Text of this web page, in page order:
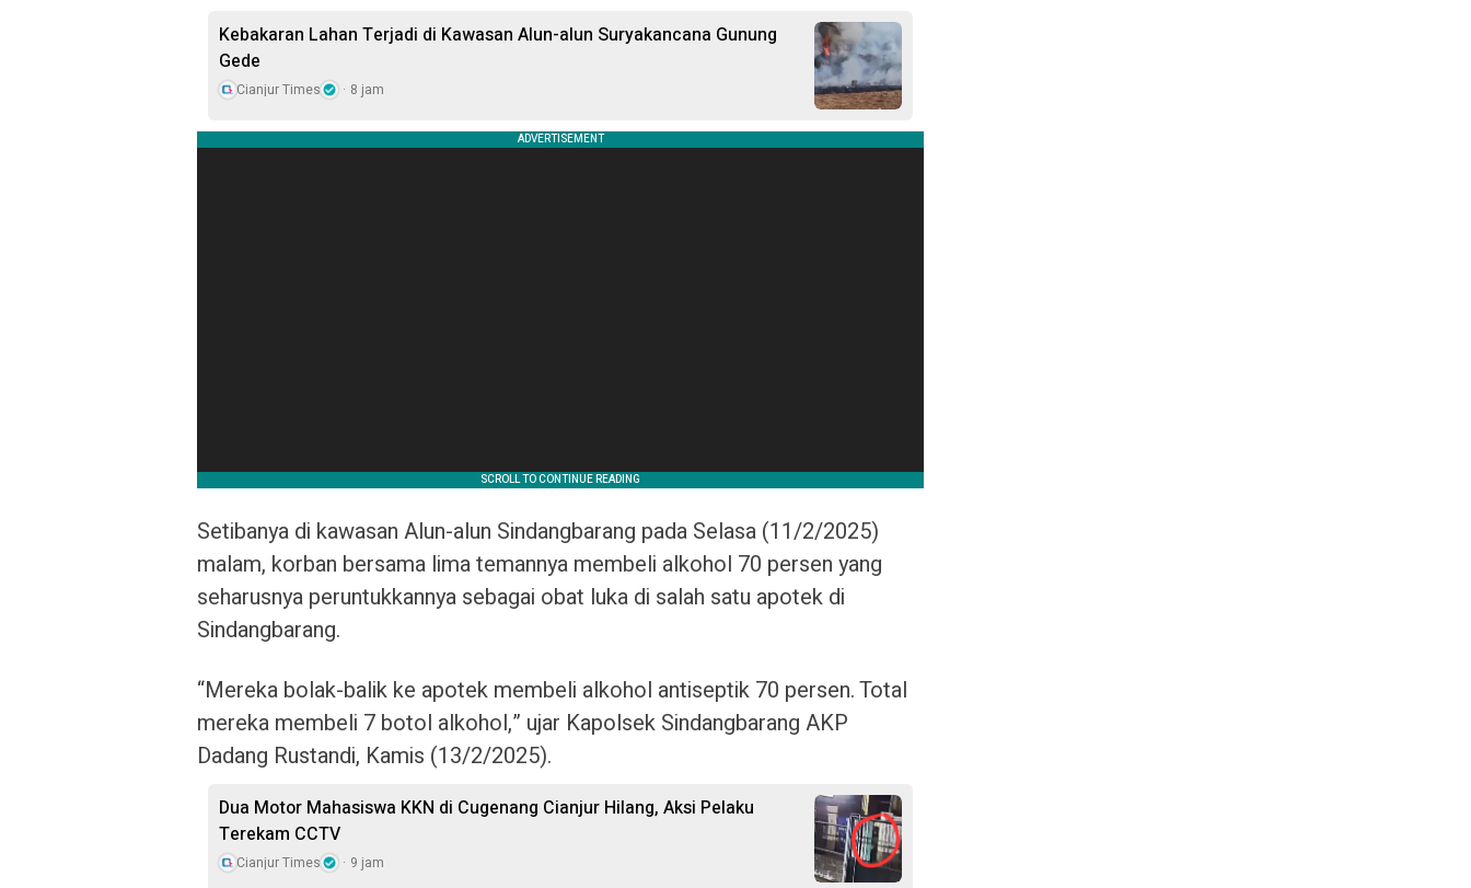
Kebakaran Lahan Terjadi di Kawasan Alun-alun Suryakancana Gunung
Gede
Cianjur Times 8 jam
Setibanya di kawasan Alun-alun Sindangbarang pada Selasa (11/2/2025)
malam, korban bersama lima temannya membeli alkohol 70 persen yang
seharusnya peruntukkannya sebagai obat luka di salah satu apotek di
Sindangbarang.
“Mereka bolak-balik ke apotek membeli alkohol antiseptik 70 persen. Total
mereka membeli 7 botol alkohol,” ujar Kapolsek Sindangbarang AKP
Dadang Rustandi, Kamis (13/2/2025).
Dua Motor Mahasiswa KKN di Cugenang Cianjur Hilang, Aksi Pelaku
Terekam CCTV
Cianjur Times 9 jam